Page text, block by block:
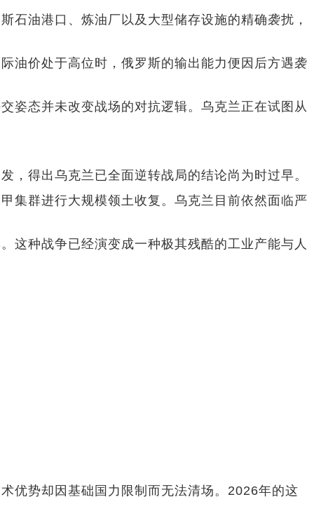
石油港口、炼油厂以及大型储存设施的精确袭扰，
油价处于高位时，俄罗斯的输出能力便因后方遇袭
姿态并未改变战场的对抗逻辑。乌克兰正在试图从
，得出乌克兰已全面逆转战局的结论尚为时过早。
集群进行大规模领土收复。乌克兰目前依然面临严
这种战争已经演变成一种极其残酷的工业产能与人
优势却因基础国力限制而无法清场。2026年的这